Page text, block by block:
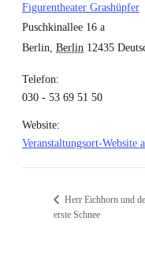
Figurentheater Grashüpfer
Puschkinallee 16 a
Berlin Berlin 12435
Telefon:
030 - 53 69 51 50
Website:
Veranstaltungsort-Website
Herr Eichhorn und
erste Schnee